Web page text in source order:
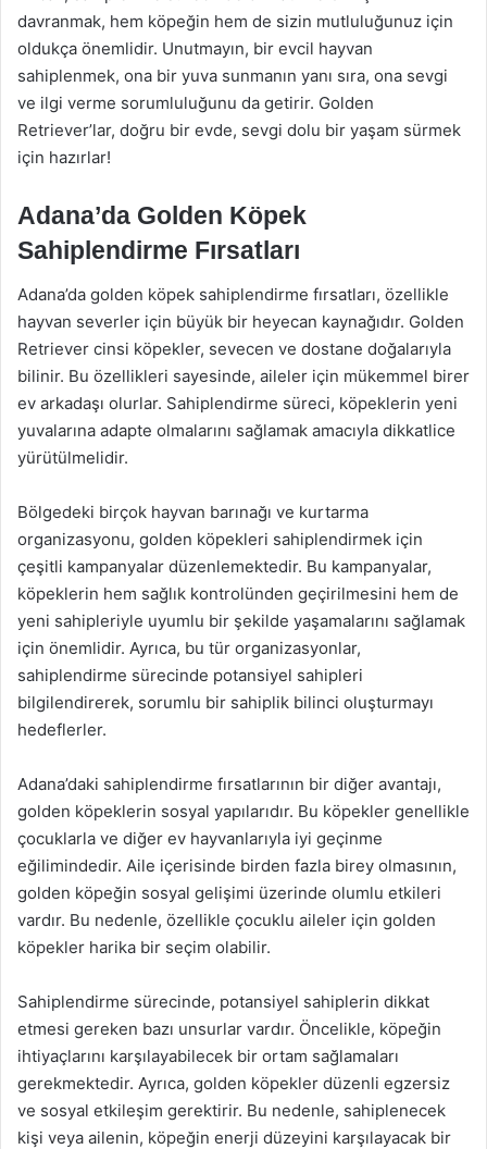
davranmak, hem köpeğin hem de sizin mutluluğunuz için
oldukça önemlidir. Unutmayın, bir evcil hayvan
sahiplenmek, ona bir yuva sunmanın yanı sıra, ona sevgi
ve ilgi verme sorumluluğunu da getirir. Golden
Retriever’lar, doğru bir evde, sevgi dolu bir yaşam sürmek
için hazırlar!
Adana’da Golden Köpek
Sahiplendirme Fırsatları
Adana’da golden köpek sahiplendirme fırsatları, özellikle
hayvan severler için büyük bir heyecan kaynağıdır. Golden
Retriever cinsi köpekler, sevecen ve dostane doğalarıyla
bilinir. Bu özellikleri sayesinde, aileler için mükemmel birer
ev arkadaşı olurlar. Sahiplendirme süreci, köpeklerin yeni
yuvalarına adapte olmalarını sağlamak amacıyla dikkatlice
yürütülmelidir.
Bölgedeki birçok hayvan barınağı ve kurtarma
organizasyonu, golden köpekleri sahiplendirmek için
çeşitli kampanyalar düzenlemektedir. Bu kampanyalar,
köpeklerin hem sağlık kontrolünden geçirilmesini hem de
yeni sahipleriyle uyumlu bir şekilde yaşamalarını sağlamak
için önemlidir. Ayrıca, bu tür organizasyonlar,
sahiplendirme sürecinde potansiyel sahipleri
bilgilendirerek, sorumlu bir sahiplik bilinci oluşturmayı
hedeflerler.
Adana’daki sahiplendirme fırsatlarının bir diğer avantajı,
golden köpeklerin sosyal yapılarıdır. Bu köpekler genellikle
çocuklarla ve diğer ev hayvanlarıyla iyi geçinme
eğilimindedir. Aile içerisinde birden fazla birey olmasının,
golden köpeğin sosyal gelişimi üzerinde olumlu etkileri
vardır. Bu nedenle, özellikle çocuklu aileler için golden
köpekler harika bir seçim olabilir.
Sahiplendirme sürecinde, potansiyel sahiplerin dikkat
etmesi gereken bazı unsurlar vardır. Öncelikle, köpeğin
ihtiyaçlarını karşılayabilecek bir ortam sağlamaları
gerekmektedir. Ayrıca, golden köpekler düzenli egzersiz
ve sosyal etkileşim gerektirir. Bu nedenle, sahiplenecek
kişi veya ailenin, köpeğin enerji düzeyini karşılayacak bir